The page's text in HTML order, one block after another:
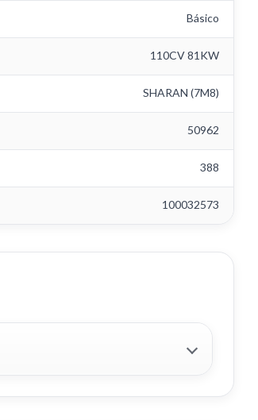
Básico
110CV 81KW
SHARAN (7M8)
50962
388
100032573